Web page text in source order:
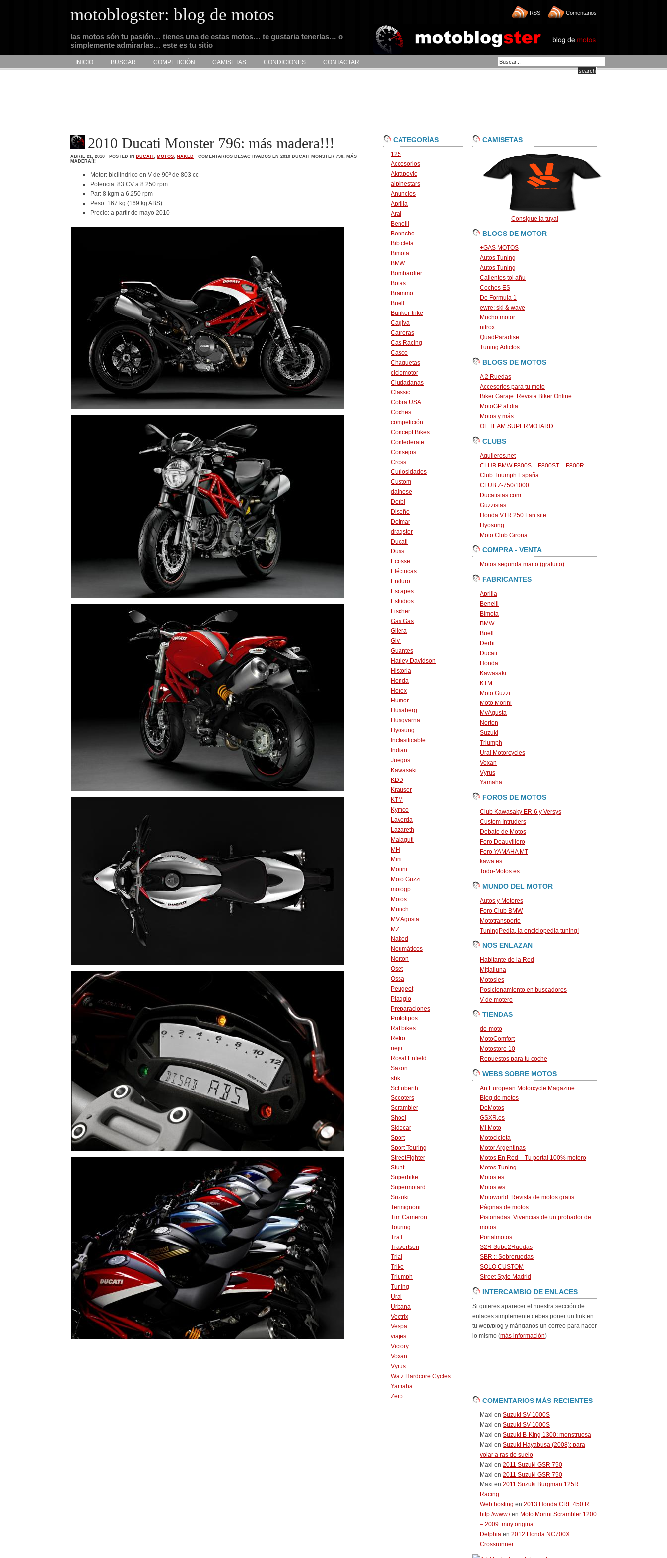
motoblogster: blog de motos
las motos són tu pasión… tienes una de estas motos… te gustaria tenerlas… o
simplemente admirarlas… este es tu sitio
RSS Comentarios
INICIO BUSCAR COMPETICIÓN CAMISETAS CONDICIONES CONTACTAR
2010 Ducati Monster 796: más madera!!!
ABRIL 21, 2010 · POSTED IN DUCATI , MOTOS, NAKED · COMENTARIOS DESACTIVADOS EN 2010 DUCATI MONSTER 796: MÁS
MADERA!!!
Motor: bicilindrico en V de 90º de 803 cc
Potencia: 83 CV a 8.250 rpm
Par: 8 kgm a 6.250 rpm
Peso: 167 kg (169 kg ABS)
Precio: a partir de mayo 2010
CATEGORÍAS
125
Accesorios
Akrapovic
alpinestars
Anuncios
Aprilia
Arai
Benelli
Bennche
Bibicleta
Bimota
BMW
Bombardier
Botas
Brammo
Buell
Bunker-trike
Cagiva
Carreras
Cas Racing
Casco
Chaquetas
ciclomotor
Ciudadanas
Classic
Cobra USA
Coches
competición
Concept Bikes
Confederate
Consejos
Cross
Curiosidades
Custom
dainese
Derbi
Diseño
Dolmar
dragster
Ducati
Duss
Ecosse
Eléctricas
Enduro
Escapes
Estudios
Fischer
Gas Gas
Gilera
Givi
Guantes
Harley Davidson
Historia
Honda
Horex
Humor
Husaberg
Husqvarna
Hyosung
Inclasificable
Indian
Juegos
Kawasaki
KDD
Krauser
KTM
Kymco
Laverda
Lazareth
Malaguti
MH
Mini
Morini
Moto Guzzi
motogp
Motos
Münch
MV Agusta
MZ
Naked
Neumáticos
Norton
Oset
Ossa
Peugeot
Piaggio
Preparaciones
Prototipos
Rat bikes
Retro
rieju
Royal Enfield
Saxon
sbk
Schuberth
Scooters
Scrambler
Shoei
Sidecar
Sport
Sport Touring
StreetFighter
Stunt
Superbike
Supermotard
Suzuki
Termignoni
Tim Cameron
Touring
Trail
Travertson
Trial
Trike
Triumph
Tuning
Ural
Urbana
Vectrix
Vespa
viajes
Victory
Voxan
Vyrus
Walz Hardcore Cycles
Yamaha
Zero
CAMISETAS
Consigue la tuya!
BLOGS DE MOTOR
+GAS MOTOS
Autos Tuning
Autos Tuning
Calientes tol añu
Coches ES
De Formula 1
ewre: ski & wave
Mucho motor
nitrox
QuadParadise
Tuning Adictos
BLOGS DE MOTOS
A 2 Ruedas
Accesorios para tu moto
Biker Garaje: Revista Biker Online
MotoGP al dia
Motos y más…
OF TEAM SUPERMOTARD
CLUBS
Aquileros.net
CLUB BMW F800S – F800ST – F800R
Club Triumph España
CLUB Z-750/1000
Ducatistas.com
Guzzistas
Honda VTR 250 Fan site
Hyosung
Moto Club Girona
COMPRA - VENTA
Motos segunda mano (gratuito)
FABRICANTES
Aprilia
Benelli
Bimota
BMW
Buell
Derbi
Ducati
Honda
Kawasaki
KTM
Moto Guzzi
Moto Morini
MvAgusta
Norton
Suzuki
Triumph
Ural Motorcycles
Voxan
Vyrus
Yamaha
FOROS DE MOTOS
Club Kawasaky ER-6 y Versys
Custom Intruders
Debate de Motos
Foro Deauvillero
Foro YAMAHA MT
kawa.es
Todo-Motos.es
MUNDO DEL MOTOR
Autos y Motores
Foro Club BMW
Mototransporte
TuningPedia, la enciclopedia tuning!
NOS ENLAZAN
Habitante de la Red
Mitjalluna
Motosles
Posicionamiento en buscadores
V de motero
TIENDAS
de-moto
MotoComfort
Motostore 10
Repuestos para tu coche
WEBS SOBRE MOTOS
An European Motorcycle Magazine
Blog de motos
DeMotos
GSXR.es
Mi Moto
Motocicleta
Motor Argentinas
Motos En Red – Tu portal 100% motero
Motos Tuning
Motos.es
Motos.ws
Motoworld. Revista de motos gratis.
Páginas de motos
Pistonadas. Vivencias de un probador de
motos
Portalmotos
S2R Sube2Ruedas
SBR :: Sobreruedas
SOLO CUSTOM
Street Style Madrid
INTERCAMBIO DE ENLACES
Si quieres aparecer el nuestra sección de
enlaces simplemente debes poner un link en
tu web/blog y mándanos un correo para hacer
lo mismo (más información)
COMENTARIOS MÁS RECIENTES
Maxi en Suzuki SV 1000S
Maxi en Suzuki SV 1000S
Maxi en Suzuki B-King 1300: monstruosa
Maxi en Suzuki Hayabusa (2008): para
volar a ras de suelo
Maxi en 2011 Suzuki GSR 750
Maxi en 2011 Suzuki GSR 750
Maxi en 2011 Suzuki Burgman 125R
Racing
Web hosting en 2013 Honda CRF 450 R
http://www./en Moto Morini Scrambler 1200
– 2009: muy original
Delphia en 2012 Honda NC700X
Crossrunner